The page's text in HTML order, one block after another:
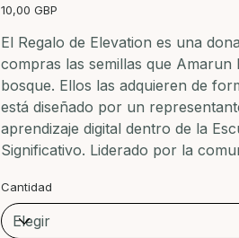
Precio
10,00 GBP
El Regalo de Elevation es una
compras las semillas que
bosque. Ellos las adquieren de
está diseñado por un
aprendizaje digital dentro de la
Significativo. Liderado por la
Cantidad